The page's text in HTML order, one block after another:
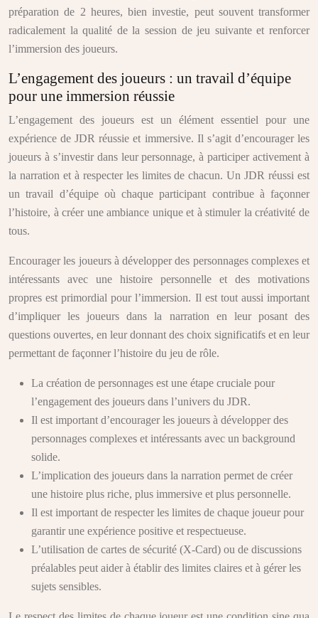
préparation de 2 heures, bien investie, peut souvent transformer
radicalement la qualité de la session de jeu suivante et renforcer
l’immersion des joueurs.
L’engagement des joueurs : un travail d’équipe
pour une immersion réussie
L’engagement des joueurs est un élément essentiel pour une
expérience de JDR réussie et immersive. Il s’agit d’encourager les
joueurs à s’investir dans leur personnage, à participer activement à
la narration et à respecter les limites de chacun. Un JDR réussi est
un travail d’équipe où chaque participant contribue à façonner
l’histoire, à créer une ambiance unique et à stimuler la créativité de
tous.
Encourager les joueurs à développer des personnages complexes et
intéressants avec une histoire personnelle et des motivations
propres est primordial pour l’immersion. Il est tout aussi important
d’impliquer les joueurs dans la narration en leur posant des
questions ouvertes, en leur donnant des choix significatifs et en leur
permettant de façonner l’histoire du jeu de rôle.
La création de personnages est une étape cruciale pour
l’engagement des joueurs dans l’univers du JDR.
Il est important d’encourager les joueurs à développer des
personnages complexes et intéressants avec un background
solide.
L’implication des joueurs dans la narration permet de créer
une histoire plus riche, plus immersive et plus personnelle.
Il est important de respecter les limites de chaque joueur pour
garantir une expérience positive et respectueuse.
L’utilisation de cartes de sécurité (X-Card) ou de discussions
préalables peut aider à établir des limites claires et à gérer les
sujets sensibles.